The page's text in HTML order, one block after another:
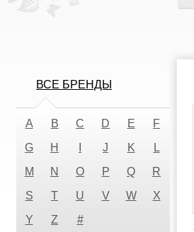
ВСЕ БРЕНДЫ
A B C D E
F
G
H J K
L
M
N O P Q
R
S
T U V W
X
Y
Z #